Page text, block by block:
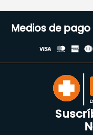
Medios de pago